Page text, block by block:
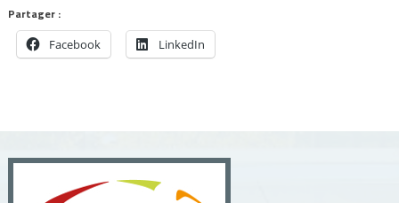
Partager :
Facebook LinkedIn